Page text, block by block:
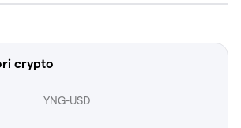
crypto
YNG-USD